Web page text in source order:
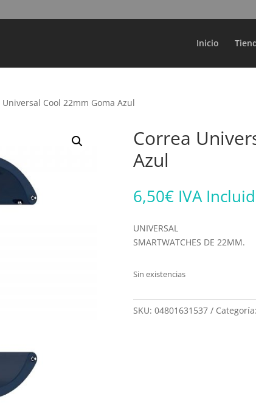
Inicio
Búsqueda
productos
Cool 22mm Goma Azul
Correa
Azul
6,50€ IVA
UNIVERSAL
SMARTWATCHES DE 22MM.
Sin existencias
SKU: 04801631537 Categoría: